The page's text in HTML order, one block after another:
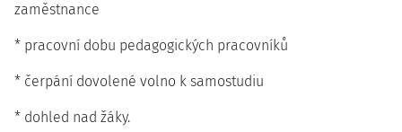
zaměstnance
* pracovní dobu pedagogických pracovníků
* čerpání dovolené volno k samostudiu
* dohled nad žáky.